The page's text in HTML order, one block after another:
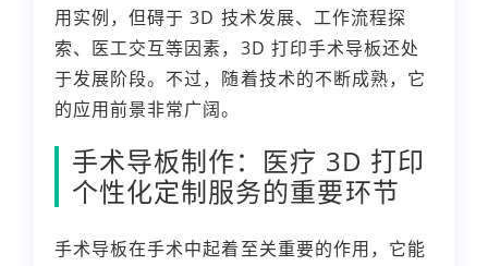
用实例，但碍于 3D 技术发展、工作流程探
索、医工交互等因素，3D 打印手术导板还处
于发展阶段。不过，随着技术的不断成熟，它
的应用前景非常广阔。
手术导板制作：医疗 3D 打印
个性化定制服务的重要环节
手术导板在手术中起着至关重要的作用，它能